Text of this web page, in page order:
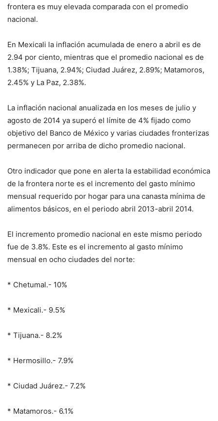
frontera es muy elevada comparada con el promedio
nacional.
En Mexicali la inflación acumulada de enero a abril es de
2.94 por ciento, mientras que el promedio nacional es de
1.38%; Tijuana, 2.94%; Ciudad Juárez, 2.89%; Matamoros,
2.45% y La Paz, 2.38%.
La inflación nacional anualizada en los meses de julio y
agosto de 2014 ya superó el límite de 4% fijado como
objetivo del Banco de México y varias ciudades fronterizas
permanecen por arriba de dicho promedio nacional.
Otro indicador que pone en alerta la estabilidad económica
de la frontera norte es el incremento del gasto mínimo
mensual requerido por hogar para una canasta mínima de
alimentos básicos, en el periodo abril 2013-abril 2014.
El incremento promedio nacional en este mismo periodo
fue de 3.8%. Este es el incremento al gasto mínimo
mensual en ocho ciudades del norte:
* Chetumal.- 10%
* Mexicali.- 9.5%
* Tijuana.- 8.2%
* Hermosillo.- 7.9%
* Ciudad Juárez.- 7.2%
* Matamoros.- 6.1%